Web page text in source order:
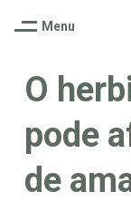
Menu
O
pode
de